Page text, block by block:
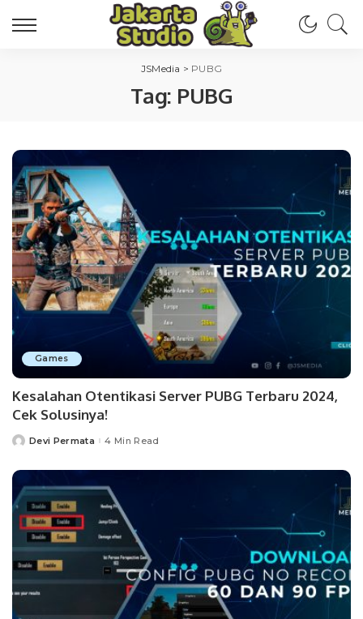
JSMedia > PUBG
Tag: PUBG
Games
Kesalahan Otentikasi Server PUBG Terbaru 2024,
Cek Solusinya!
PostedDevi Permata 4 Min Read